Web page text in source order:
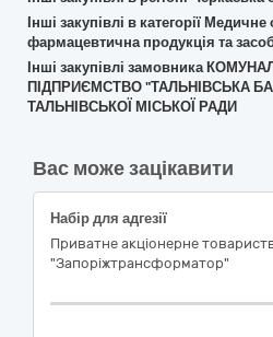
Інші закупівлі в категорії
фармацевтична продукція та
Інші закупівлі замовника
ПІДПРИЄМСТВО "ТАЛЬНІВСЬКА
ТАЛЬНІВСЬКОЇ МІСЬКОЇ РАДИ
Вас може зацікавити
Набір для адгезії
Приватне акціонерне
"Запоріжтрансформатор"